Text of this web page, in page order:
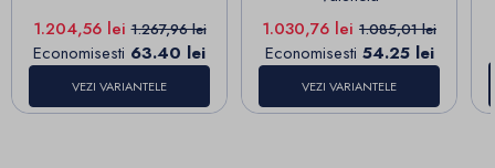
Pret
1.204,56 leiPret de baza
1.267,96 lei
Economisesti 63.40 lei
VEZI VARIANTELE
Pret
1.030,76 lei Pret de baza
1.085,01 lei
Economisesti 54.25 lei
VEZI VARIANTELE